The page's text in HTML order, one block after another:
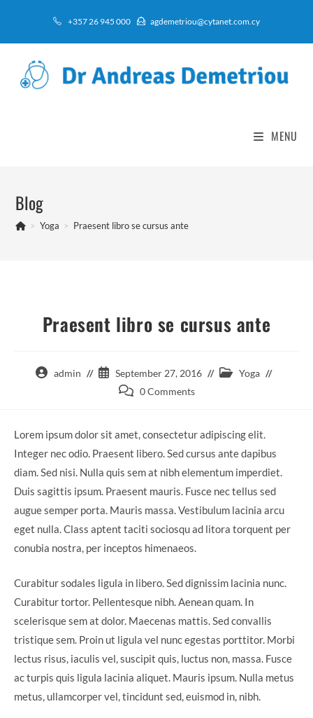
content
+357 26 945 000 agdemetriou@cytanet.com.cy
MENU
Blog
> Yoga > Praesent libro se cursus ante
Praesent libro se cursus ante
Postadmin
Post
published:
September 27, 2016
Post Yoga
Post 0 Comments
Lorem ipsum dolor sit amet, consectetur adipiscing elit.
Integer nec odio. Praesent libero. Sed cursus ante dapibus
diam. Sed nisi. Nulla quis sem at nibh elementum imperdiet.
Duis sagittis ipsum. Praesent mauris. Fusce nec tellus sed
augue semper porta. Mauris massa. Vestibulum lacinia arcu
eget nulla. Class aptent taciti sociosqu ad litora torquent per
conubia nostra, per inceptos himenaeos.
Curabitur sodales ligula in libero. Sed dignissim lacinia nunc.
Curabitur tortor. Pellentesque nibh. Aenean quam. In
scelerisque sem at dolor. Maecenas mattis. Sed convallis
tristique sem. Proin ut ligula vel nunc egestas porttitor. Morbi
lectus risus, iaculis vel, suscipit quis, luctus non, massa. Fusce
ac turpis quis ligula lacinia aliquet. Mauris ipsum. Nulla metus
metus, ullamcorper vel, tincidunt sed, euismod in, nibh.